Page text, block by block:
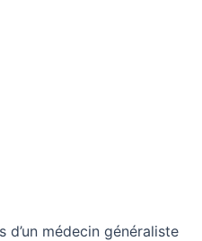
d’un médecin généraliste